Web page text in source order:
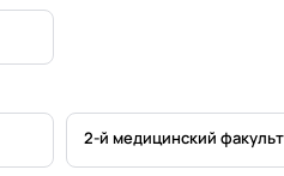
2-й медицинский